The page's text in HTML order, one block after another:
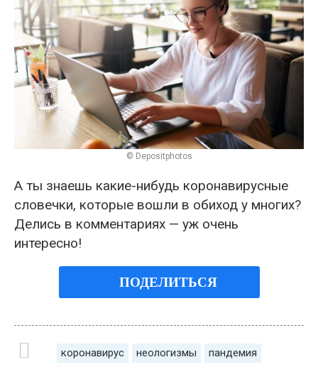
© Depositphotos
А ты знаешь какие-нибудь коронавирусные
словечки, которые вошли в обиход у многих?
Делись в комментариях — уж очень
интересно!
ПОДЕЛИТЬСЯ
коронавирус неологизмы пандемия